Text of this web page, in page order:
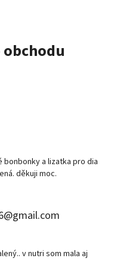
a lizatka pro dia
děkuji moc.
v nutri som mala aj